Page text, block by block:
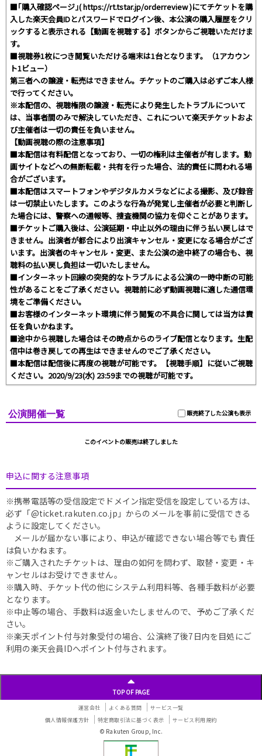
■｢購入確認ページ｣( https://rt.tstar.jp/orderreview )にてチケットを購
入した楽天会員IDとパスワードでログイン後、本公演の購入履歴をクリ
ックすると表示される【動画を視聴する】ボタンからご視聴いただけま
す。
■視聴券1枚につき閲覧いただける端末は1台となります。（1アカウン
ト1ビュー）
第三者への譲渡・転売はできません。チケットのご購入は必ずご本人様
で行ってください。
※本配信の、視聴権限の譲渡・転売により発生したトラブルについて
は、当事者間のみで解決していただき、これについて楽天チケットおよ
び主催者は一切の責任を負いません。
【動画視聴の際の注意事項】
■本配信は有料配信となっており、一切の権利は主催者が有します。動
画サイトなどへの無断転載・共有を行った場合、法的責任に問われる場
合がございます。
■本配信はスマートフォンやデジタルカメラなどによる撮影、及び録音
は一切禁止いたします。このような行為が発覚し主催者が必要と判断し
た場合には、警察への通報等、捜査機関の協力を仰ぐことがあります。
■チケットご購入後は、公演延期・中止以外の理由に伴う払い戻しはで
きません。出演者が都合により出演キャンセル・変更になる場合がござ
います。出演者のキャンセル・変更、また公演の途中終了の場合も、視
聴料の払い戻し負担は一切いたしません。
■インターネット回線の突発的なトラブルによる公演の一時中断の可能
性があることをご了承ください。視聴前に必ず動画視聴に適した通信環
境をご準備ください。
■お客様のインターネット環境に伴う閲覧の不具合に関しては当方は責
任を負いかねます。
■途中から視聴した場合はその時点からのライブ配信となります。生配
信中は巻き戻しての再生はできませんのでご了承ください。
■本配信は配信後に再度の視聴が可能です。【視聴手順】に従いご視聴
ください。2020/9/23(水) 23:59までの視聴が可能です。
販売終了した公演も表示
公演開催一覧
このイベントの販売は終了しました
申込に関する注意事項
※携帯電話等の受信設定でドメイン指定受信を設定している方は、
必ず「@ticket.rakuten.co.jp」からのメールを事前に受信できる
ように設定してください。
メールが届かない事により、申込が確認できない場合等でも責任
は負いかねます。
※ご購入されたチケットは、理由の如何を問わず、取替・変更・キ
ャンセルはお受けできません。
※購入時、チケット代の他にシステム利用料等、各種手数料が必要
となります。
※中止等の場合、手数料は返金いたしませんので、予めご了承くだ
さい。
※楽天ポイント付与対象受付の場合、公演終了後7日内を目処にご
利用の楽天会員IDへポイント付与されます。
TOP OF PAGE
運営会社 よくある質問
サービス一覧
個人情報保護方針
特定商取引法に基づく表示 サービス利用規約
© Rakuten Group, Inc.